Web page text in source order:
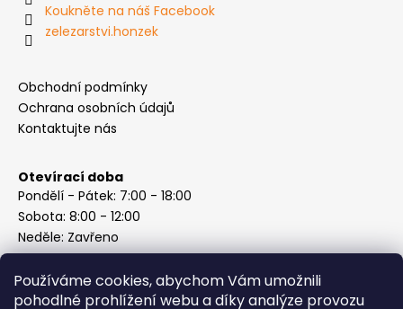
Používáme cookies, abychom Vám umožnili
pohodlné prohlížení webu a díky analýze provozu
Koukněte na náš Facebook
zelezarstvi.honzek
Obchodní podmínky
Ochrana osobních údajů
Kontaktujte nás
Otevírací doba
Pondělí - Pátek: 7:00 - 18:00
Sobota: 8:00 - 12:00
Neděle: Zavřeno